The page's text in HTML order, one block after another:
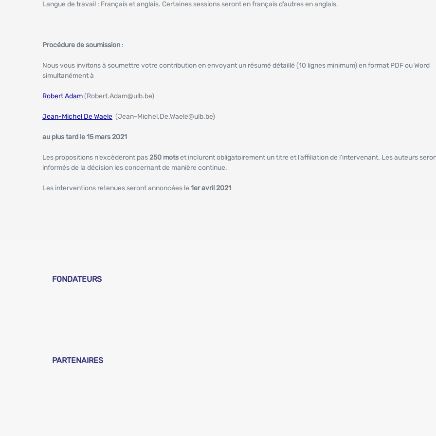
Langue de travail : Français et anglais. Certaines sessions seront en français d’autres en anglais.
Procédure de soumission :
Nous vous invitons à soumettre votre contribution en envoyant un résumé détaillé (10 lignes minimum) en format PDF ou Word
simultanément à
Robert Adam(Robert.Adam@ulb.be)
Jean-Michel De Waele (Jean-Michel.De.Waele@ulb.be)
au plus tard le 15 mars 2021
Les propositions n’excèderont pas250 motset incluront obligatoirement un titre et l’affiliation de l’intervenant. Les auteurs
informés de la décision les concernant de manière continue.
Les interventions retenues seront annoncées le 1er avril 2021
FONDATEURS
PARTENAIRES